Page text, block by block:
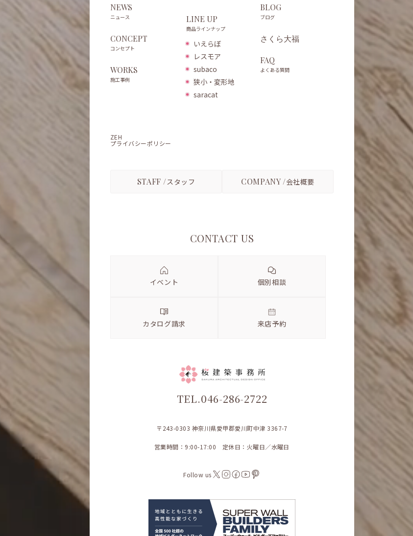
NEWS
ニュース
CONCEPT
コンセプト
WORKS
施工事例
LINE UP
商品ラインナップ
いえらぼ
レスモア
subaco
狭小・変形地
saracat
BLOG
ブログ
さくら大福
FAQ
よくある質問
ZEH
プライバシーポリシー
STAFF /スタッフ COMPANY /会社概要
CONTACT US
イベント 個別相談
カタログ請求 来店予約
TEL.046-286-2722
〒243-0303 神奈川県愛甲郡愛川町中津 3367-7
営業時間：9:00-17:00 定休日：火曜日／水曜日
Follow us